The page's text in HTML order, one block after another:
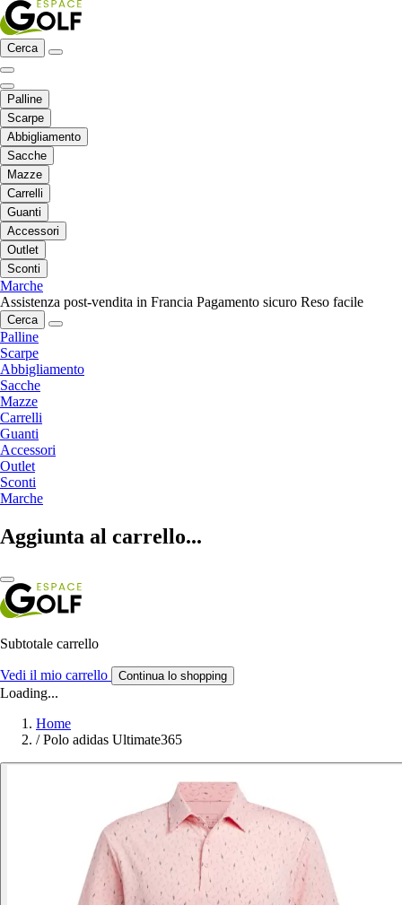
Cerca
Palline
Scarpe
Abbigliamento
Sacche
Mazze
Carrelli
Guanti
Accessori
Outlet
Sconti
Marche
Assistenza post-vendita in Francia Pagamento sicuro Reso facile
Cerca
Palline
Scarpe
Abbigliamento
Sacche
Mazze
Carrelli
Guanti
Accessori
Outlet
Sconti
Marche
Aggiunta al carrello...
Subtotale carrello
Vedi il mio carrello Continua lo shopping
Loading...
Home
/ Polo adidas Ultimate365